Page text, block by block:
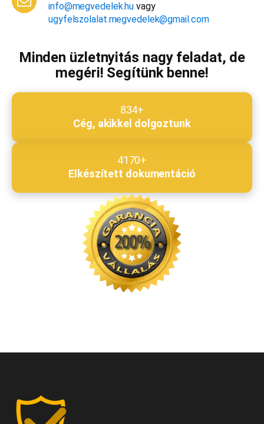
Megjegyzés*
Beküldés
info@megvedelek.hu vagy
ugyfelszolalat.megvedelek@gmail.com
Minden üzletnyitás nagy feladat, de
megéri! Segítünk benne!
834+
Cég, akikkel dolgoztunk
4170+
Elkészített dokumentáció